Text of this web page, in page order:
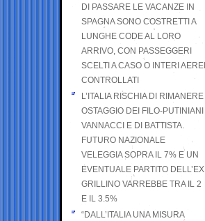
DI PASSARE LE VACANZE IN
SPAGNA SONO COSTRETTI A
LUNGHE CODE AL LORO
ARRIVO, CON PASSEGGERI
SCELTI A CASO O INTERI AEREI
CONTROLLATI
L’ITALIA RISCHIA DI RIMANERE
OSTAGGIO DEI FILO-PUTINIANI
VANNACCI E DI BATTISTA.
FUTURO NAZIONALE
VELEGGIA SOPRA IL 7% E UN
EVENTUALE PARTITO DELL’EX
GRILLINO VARREBBE TRA IL 2
E IL 3.5%
“DALL’ITALIA UNA MISURA